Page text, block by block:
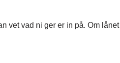
vet vad ni ger er in på. Om